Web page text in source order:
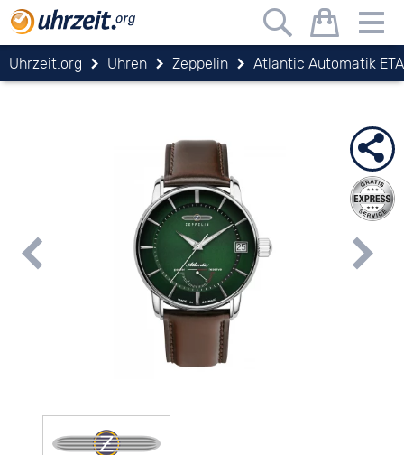
Uhrzeit.org Uhren Zeppelin Atlantic Automatik ETA